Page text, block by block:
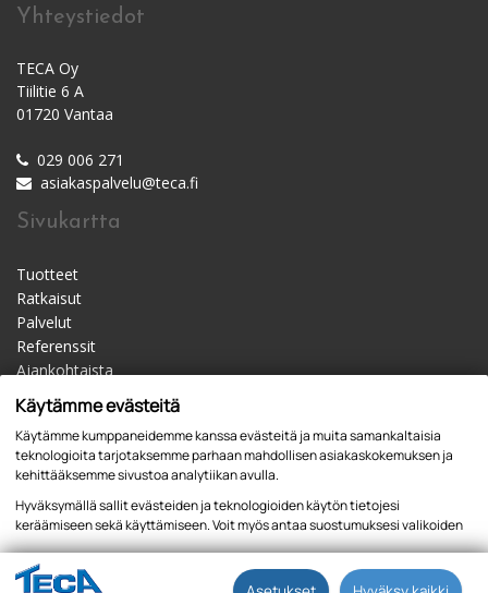
Yhteystiedot
TECA Oy
Tiilitie 6 A
01720 Vantaa
029 006 271
asiakaspalvelu@teca.fi
Sivukartta
Tuotteet
Ratkaisut
Palvelut
Referenssit
Ajankohtaista
Materiaalipankki
Yhteystiedot
Jälleenmyyjät
Käytämme evästeitä
Käytämme kumppaneidemme kanssa evästeitä ja muita samankaltaisia
teknologioita tarjotaksemme parhaan mahdollisen asiakaskokemuksen ja
kehittääksemme sivustoa analytiikan avulla.
Hyväksymällä sallit evästeiden ja teknologioiden käytön tietojesi
keräämiseen sekä käyttämiseen. Voit myös antaa suostumuksesi valikoiden
kautta klikkaamalla “Asetukset” painiketta.
Tietosuojaseloste